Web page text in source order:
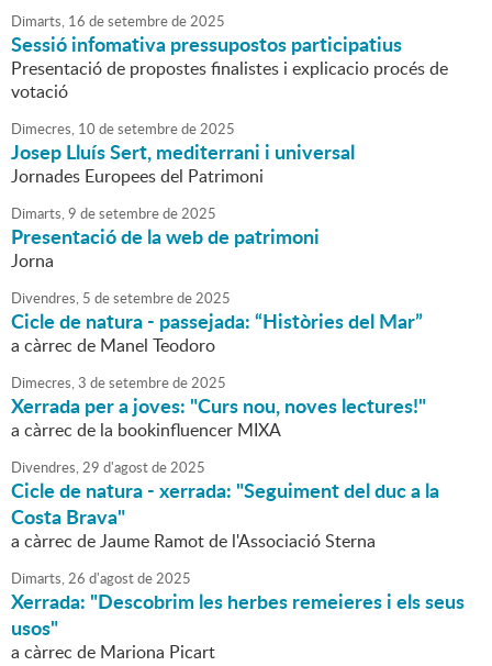
Dimarts, 16 desetembrede2025
Sessió infomativa pressupostos participatius
Presentació de propostes finalistes i explicacio procés de
votació
Dimecres, 10 desetembrede2025
Josep Lluís Sert, mediterrani i universal
Jornades Europees del Patrimoni
Dimarts,9 desetembrede2025
Presentació de la web de patrimoni
Jorna
Divendres, 5 desetembrede2025
Cicle de natura - passejada: “Històries del Mar”
a càrrec de Manel Teodoro
Dimecres,3 desetembrede2025
Xerrada per a joves: "Curs nou, noves lectures!"
a càrrec de la bookinfluencer MIXA
Divendres,29 d'agostde2025
Cicle de natura - xerrada: "Seguiment del duc a la
Costa Brava"
a càrrec de Jaume Ramot de l'Associació Sterna
Dimarts,26 d'agostde2025
Xerrada: "Descobrim les herbes remeieres i els seus
usos"
a càrrec de Mariona Picart